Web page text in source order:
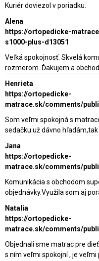
Kuriér doviezol v poriadku.
Alena
https://ortopedicke-
s1000-plus-d13051
Veľká spokojnosť. Skvelá
rozmerom. Ďakujem a
Henrieta
https://ortopedicke-
matrace.sk/comments/
Som veľmi spokojná s
sedačku už dávno
Jana
https://ortopedicke-
matrace.sk/comments/
Komunikácia s obchodom
objednávky.Využila som aj
Natalia
https://ortopedicke-
matrace.sk/comments/
Objednali sme matrac pre
s ním veľmi spokojní , je